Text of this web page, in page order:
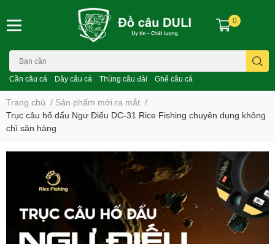
Cần câu cá Dây câu cá Thùng câu đài Ghế câu cá
0
Trang chủ / Sản phẩm mới ra mắt /
Trục câu hố đấu Ngư Điếu DC-31 Rice Fishing chuyên dụng không
chì săn hàng